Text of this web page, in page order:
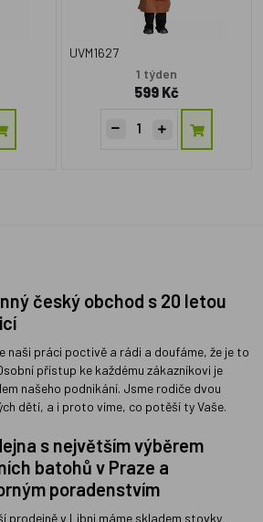
UVM1627
1 týden
599 Kč
český obchod s 20 letou
naši práci poctivě a rádi a doufáme, že je to
přístup ke každému zákazníkovi je
našeho podnikání. Jsme rodiče dvou
dětí, a i proto víme, co potěší ty Vaše.
s největším výběrem
batohů v Praze a
poradenstvím
prodejně v Libni máme skladem stovky